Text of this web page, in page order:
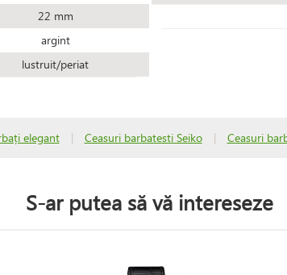
22 mm
argint
lustruit/periat
elegant | Ceasuri barbatesti Seiko | Ceasuri
S-ar putea să vă intereseze